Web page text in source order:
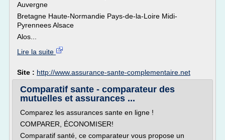
Auvergne
Bretagne Haute-Normandie Pays-de-la-Loire Midi-
Pyrennees Alsace
Alos...
Lire la suite
Site : http://www.assurance-sante-complementaire.net
Comparatif sante - comparateur des
mutuelles et assurances ...
Comparez les assurances sante en ligne !
COMPARER, ÉCONOMISER!
Comparatif santé, ce comparateur vous propose un